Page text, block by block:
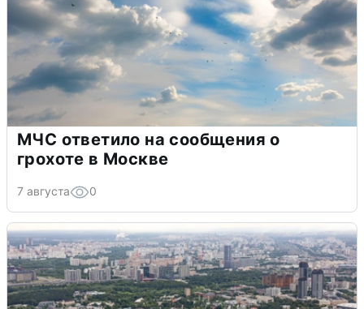
МЧС ответило на сообщения о
грохоте в Москве
7 августа 0